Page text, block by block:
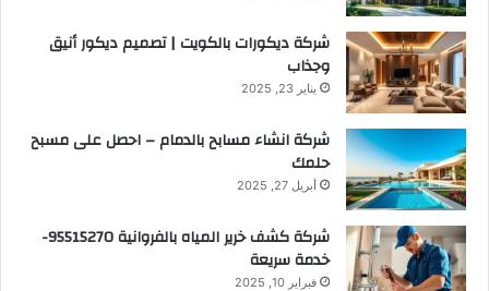
شركة ديكورات بالكويت | تصميم ديكور أنيق
وجذاب
يناير 23, 2025
شركة انشاء مسابح بالدمام – احصل على مسبح
حلمك
أبريل 27, 2025
شركة كشف خرير المياه بالفروانية 95515270-
خدمة سريعة
فبراير 10, 2025